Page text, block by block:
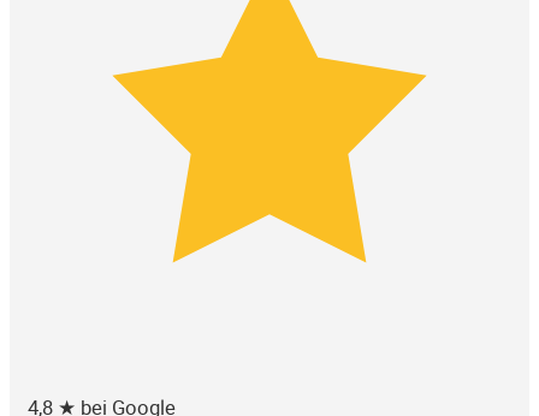
4,8 ★ bei Google